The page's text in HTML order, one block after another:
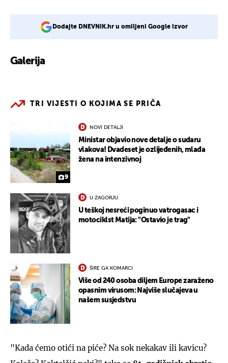
Dodajte DNEVNIK.hr u omiljeni Google izvor
Galerija
TRI VIJESTI O KOJIMA SE PRIČA
9
NOVI DETALJI
Ministar objavio nove detalje o sudaru
vlakova! Dvadeset je ozlijeđenih, mlađa
žena na intenzivnoj
U ZAGORJU
U teškoj nesreći poginuo vatrogasac i
motociklst Matija: "Ostavio je trag"
ŠIRE GA KOMARCI
Više od 240 osoba diljem Europe zaraženo
opasnim virusom: Najviše slučajeva u
našem susjedstvu
"Kada ćemo otići na piće? Na sok nekakav ili kavicu?